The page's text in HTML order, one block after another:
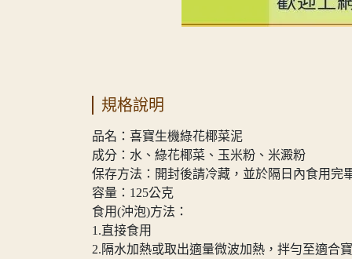
規格說明
品名：喜寶生機綠花椰菜泥
成分：水、綠花椰菜、玉米粉、米澱粉
保存方法：開封後請冷藏，並於隔日內食用完
容量：125公克
食用(沖泡)方法：
1.直接食用
2.隔水加熱或取出適量微波加熱，拌勻至適合